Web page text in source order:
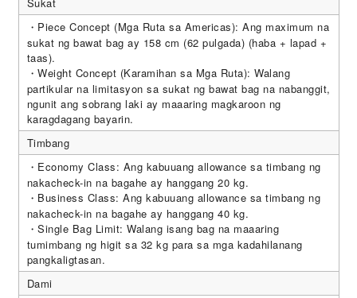
・Piece Concept (Mga Ruta sa Americas): Ang maximum na
sukat ng bawat bag ay 158 cm (62 pulgada) (haba + lapad +
taas).
・Weight Concept (Karamihan sa Mga Ruta): Walang
partikular na limitasyon sa sukat ng bawat bag na nabanggit,
ngunit ang sobrang laki ay maaaring magkaroon ng
karagdagang bayarin.
Timbang
・Economy Class: Ang kabuuang allowance sa timbang ng
nakacheck-in na bagahe ay hanggang 20 kg.
・Business Class: Ang kabuuang allowance sa timbang ng
nakacheck-in na bagahe ay hanggang 40 kg.
・Single Bag Limit: Walang isang bag na maaaring
tumimbang ng higit sa 32 kg para sa mga kadahilanang
pangkaligtasan.
Dami